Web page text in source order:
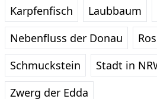
Karpfenfisch
Laubbaum
Nebenfluss der Donau
Schmuckstein
Stadt in
Zwerg der Edda